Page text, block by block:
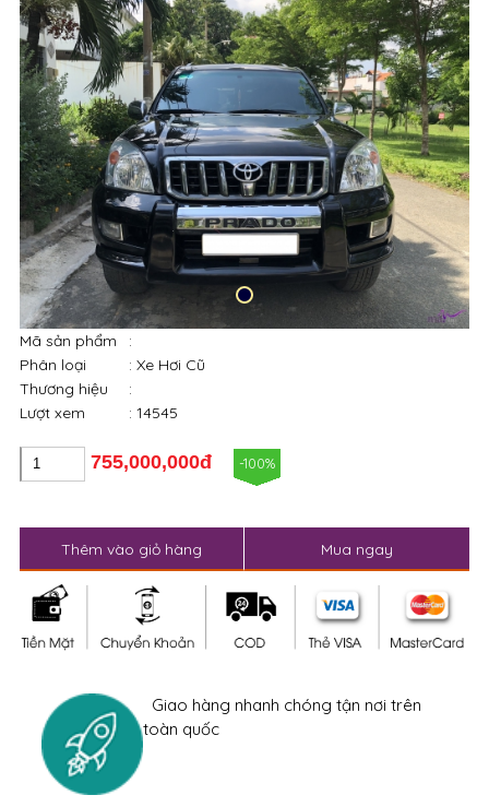
Mã sản phẩm
:
Phân loại
: Xe Hơi Cũ
Thương hiệu
:
Lượt xem
: 14545
755,000,000đ -100%
Thêm vào giỏ hàng Mua ngay
Giao hàng nhanh chóng tận nơi trên
toàn quốc